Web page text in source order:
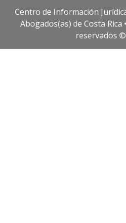
Centro de Información
Abogados(as) de Costa Rica
reservados